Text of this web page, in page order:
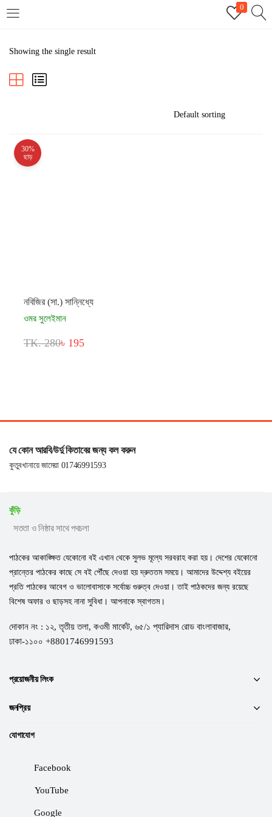
0
REGISTER
Showing the single result
30%
ছাড়
নবিজির (সা.) সান্নিধ্যে
ওমর সুলেইমান
TK. 280৳ 195
যে কোন আরবি/উর্দু কিতাবের জন্য কল করুন
কুতুবখানায়ে জামেয়া 01746991593
কুঁড়ি
সততা ও নিষ্ঠার সাথে পথচলা
পাঠকের আকাঙ্ক্ষিত যেকোনো বই এখান থেকে সুলভ মূল্যে সরবরাহ করা হয়। দেশের যেকোনো
প্রান্তের পাঠকের কাছে সে বই পৌঁছে দেওয়া হয় দ্রুততম সময়ে। আমাদের উদ্দেশ্য বইয়ের
প্রতি পাঠকের আবেগ ও ভালোবাসাকে সর্বোচ্চ গুরুত্ব দেওয়া। তাই পাঠকদের জন্য রয়েছে
বিশেষ অফার ও ছাড়সহ নানা সুবিধা। আপনাকে স্বাগতম।
দোকান নং : ১২, তৃতীয় তলা, কওমী মার্কেট, ৬৫/১ প্যারিদাস রোড বাংলাবাজার,
ঢাকা-১১০০ +8801746991593
প্রয়োজনীয় লিংক
জনপ্রিয়
যোগাযোগ
Facebook
YouTube
Google